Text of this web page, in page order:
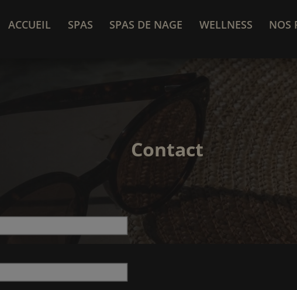
ACCUEIL SPAS SPAS DE NAGE WELLNESS NOS
Contact